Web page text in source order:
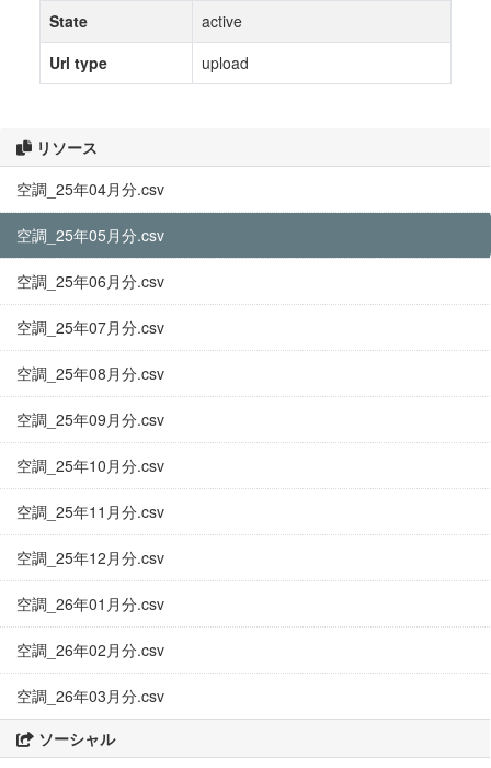
リソース
空調_25年04月分.csv
空調_25年05月分.csv
空調_25年06月分.csv
空調_25年07月分.csv
空調_25年08月分.csv
空調_25年09月分.csv
空調_25年10月分.csv
空調_25年11月分.csv
空調_25年12月分.csv
空調_26年01月分.csv
空調_26年02月分.csv
空調_26年03月分.csv
ソーシャル
State
active
Url type
upload